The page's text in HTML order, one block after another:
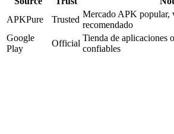
APKPure
Trusted
Mercado APK popular,
recomendado
Google
Play
Official
Tienda de aplicaciones
confiables